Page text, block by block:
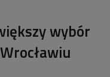
wybór